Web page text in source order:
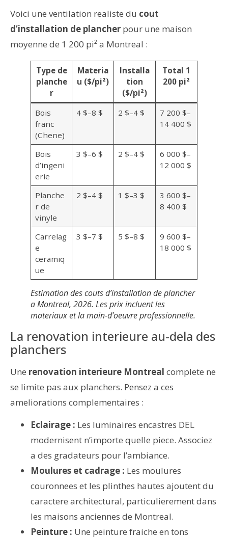
Voici une ventilation realiste du cout
d’installation de plancher pour une maison
moyenne de 1 200 pi² a Montreal :
Type de
planche
r
Materia
u ($/pi²)
Installa
tion
($/pi²)
Total 1
200 pi²
Bois
franc
(Chene)
4 $–8 $ 2 $–4 $
7 200 $–
14 400 $
Bois
d’ingeni
erie
3 $–6 $ 2 $–4 $
6 000 $–
12 000 $
Planche
r de
vinyle
2 $–4 $ 1 $–3 $
3 600 $–
8 400 $
Carrelag
e
ceramiq
ue
3 $–7 $ 5 $–8 $
9 600 $–
18 000 $
Estimation des couts d’installation de plancher
a Montreal, 2026. Les prix incluent les
materiaux et la main-d’oeuvre professionnelle.
La renovation interieure au-dela des
planchers
Une renovation interieure Montreal complete ne
se limite pas aux planchers. Pensez a ces
ameliorations complementaires :
Eclairage : Les luminaires encastres DEL
modernisent n’importe quelle piece. Associez
a des gradateurs pour l’ambiance.
Moulures et cadrage : Les moulures
couronnees et les plinthes hautes ajoutent du
caractere architectural, particulierement dans
les maisons anciennes de Montreal.
Peinture : Une peinture fraiche en tons